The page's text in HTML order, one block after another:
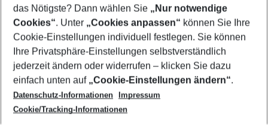
Footer
Footer navigation
Über uns
AGB
Cookie-Einstellungen ändern
Cookie-Richtlinie
Datenschutz
Service & Hilfe
Barrierefreies Reisen
Check-in
Folgen Sie uns
das Nötigste? Dann wählen Sie „Nur notwendige
Cookies“. Unter „Cookies anpassen“ können Sie Ihre
Cookie-Einstellungen individuell festlegen. Sie können
Ihre Privatsphäre-Einstellungen selbstverständlich
jederzeit ändern oder widerrufen – klicken Sie dazu
einfach unten auf „Cookie-Einstellungen ändern“.
Datenschutz-Informationen
Impressum
Cookie/Tracking-Informationen